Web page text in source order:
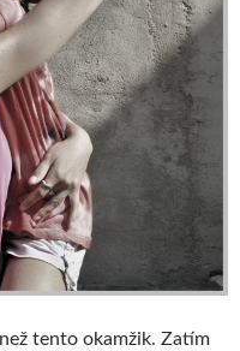
tento okamžik. Zatím